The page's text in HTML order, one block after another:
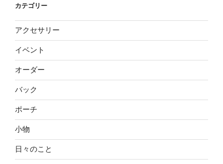
カテゴリー
アクセサリー
イベント
オーダー
バック
ポーチ
小物
日々のこと